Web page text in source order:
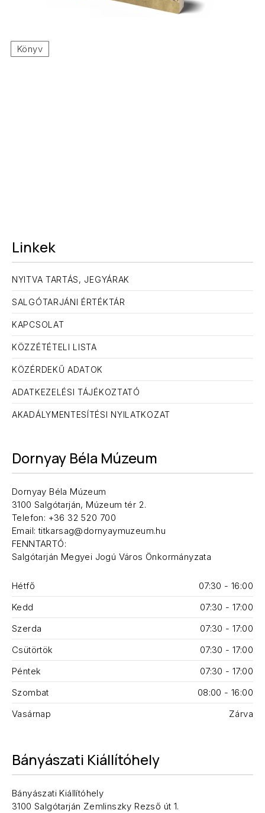
Könyv
Linkek
NYITVA TARTÁS, JEGYÁRAK
SALGÓTARJÁNI ÉRTÉKTÁR
KAPCSOLAT
KÖZZÉTÉTELI LISTA
KÖZÉRDEKŰ ADATOK
ADATKEZELÉSI TÁJÉKOZTATÓ
AKADÁLYMENTESÍTÉSI NYILATKOZAT
Dornyay Béla Múzeum
Dornyay Béla Múzeum
3100 Salgótarján, Múzeum tér 2.
Telefon: +36 32 520 700
Email: titkarsag@dornyaymuzeum.hu
FENNTARTÓ:
Salgótarján Megyei Jogú Város Önkormányzata
Hétfő
07:30 - 16:00
Kedd
07:30 - 17:00
Szerda
07:30 - 17:00
Csütörtök
07:30 - 17:00
Péntek
07:30 - 17:00
Szombat
08:00 - 16:00
Vasárnap
Zárva
Bányászati Kiállítóhely
Bányászati Kiállítóhely
3100 Salgótarján Zemlinszky Rezső út 1.
ELŐZŐ